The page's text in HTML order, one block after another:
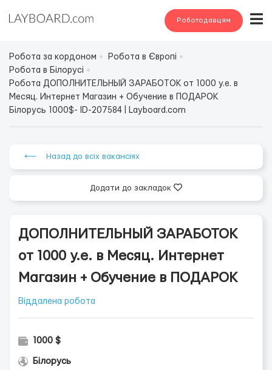
Роботодавцям
Робота за кордоном
Робота в Європі
Робота в Білорусі
Робота ДОПОЛНИТЕЛЬНЫЙ ЗАРАБОТОК от 1000 у.е. в
Месяц. Интернет Магазин + Обучение в ПОДАРОК
Білорусь 1000$- ID-207584 | Layboard.com
⟵ Назад до всіх вакансіях
Додати до закладок
ДОПОЛНИТЕЛЬНЫЙ ЗАРАБОТОК
от 1000 у.е. в Месяц. Интернет
Магазин + Обучение в ПОДАРОК
Віддалена робота
1000 $
Білорусь